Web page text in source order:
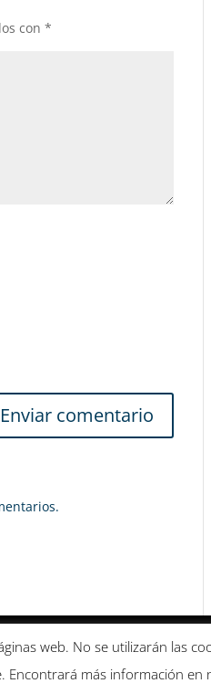
con *
y devolución
web. No se utilizarán las
más información en